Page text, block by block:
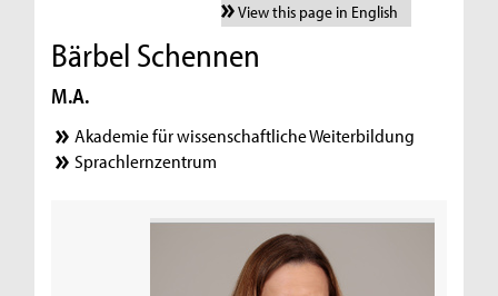
View this page in English
Bärbel Schennen
M.A.
Akademie für wissenschaftliche Weiterbildung
Sprachlernzentrum